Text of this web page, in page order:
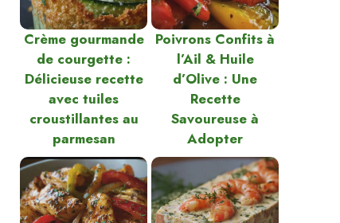
Crème gourmande
de courgette :
Délicieuse recette
avec tuiles
croustillantes au
parmesan
Poivrons Confits à
l’Ail & Huile
d’Olive : Une
Recette
Savoureuse à
Adopter